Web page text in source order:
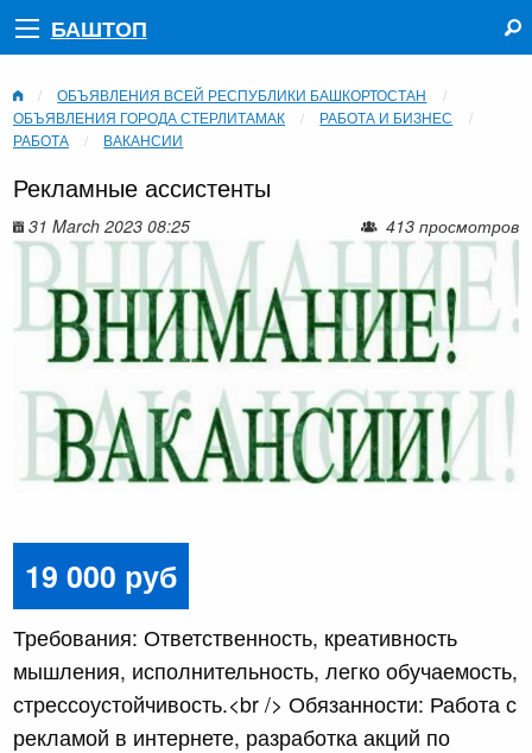
БАШТОП
ОБЪЯВЛЕНИЯ ВСЕЙ РЕСПУБЛИКИ БАШКОРТОСТАН
ОБЪЯВЛЕНИЯ ГОРОДА СТЕРЛИТАМАК
РАБОТА И БИЗНЕС
РАБОТА
ВАКАНСИИ
Рекламные ассистенты
31 March 2023 08:25 413 просмотров
19 000 руб
Требования: Ответственность, креативность
мышления, исполнительность, легко обучаемость,
стрессоустойчивость.<br /> Обязанности: Работа с
рекламой в интернете, разработка акций по